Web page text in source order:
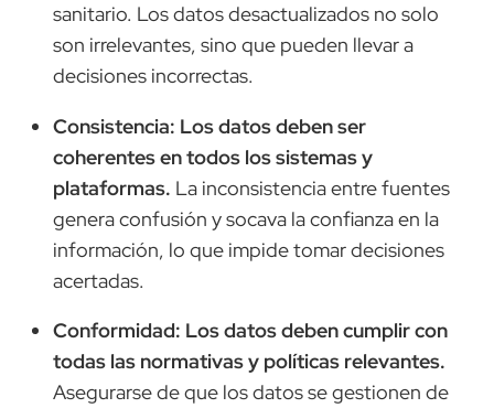
sanitario. Los datos desactualizados no solo
son irrelevantes, sino que pueden llevar a
decisiones incorrectas.
Consistencia: Los datos deben ser
coherentes en todos los sistemas y
plataformas. La inconsistencia entre fuentes
genera confusión y socava la confianza en la
información, lo que impide tomar decisiones
acertadas.
Conformidad: Los datos deben cumplir con
todas las normativas y políticas relevantes.
Asegurarse de que los datos se gestionen de